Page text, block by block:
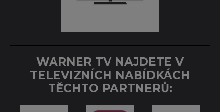
WARNER TV NAJDETE V
TELEVIZNÍCH NABÍDKÁCH
TĚCHTO PARTNERŮ: